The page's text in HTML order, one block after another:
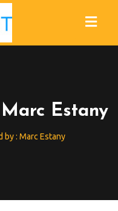
Estany
by : Marc Estany